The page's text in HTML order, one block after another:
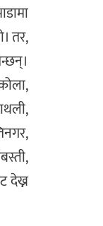
तर,
देख्न